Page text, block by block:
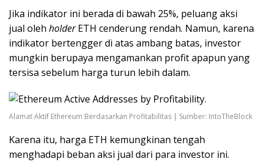
Jika indikator ini berada di bawah 25%, peluang aksi
jual oleh holderETH cenderung rendah. Namun, karena
indikator bertengger di atas ambang batas, investor
mungkin berupaya mengamankan profit apapun yang
tersisa sebelum harga turun lebih dalam.
Alamat Aktif Ethereum Berdasarkan Profitabilitas | Sumber: IntoTheBlock
Karena itu, harga ETH kemungkinan tengah
menghadapi beban aksi jual dari para investor ini.